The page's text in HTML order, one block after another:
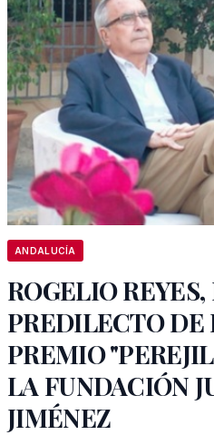
ANDALUCÍA
ROGELIO REYES,
PREDILECTO DE
PREMIO
LA FUNDACIÓN
JIMÉNEZ